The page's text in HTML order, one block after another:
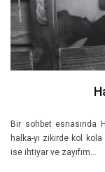
Bir sohbet esnasında
halka-yı zikirde kol
ise ihtiyar ve zayıfım...